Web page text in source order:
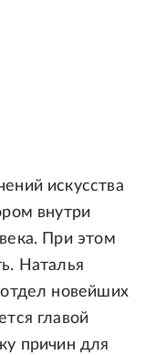
искусства
внутри
При этом
Наталья
отдел новейших
главой
причин для